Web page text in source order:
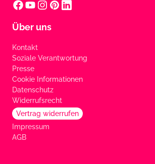
Über uns
Kontakt
Soziale Verantwortung
Presse
Cookie Informationen
Datenschutz
Widerrufsrecht
Vertrag widerrufen
Impressum
AGB